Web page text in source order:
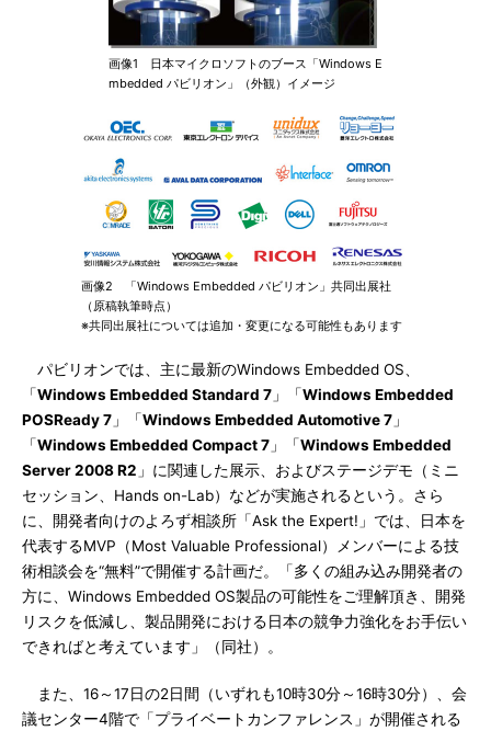
画像1 日本マイクロソフトのブース「Windows E
mbedded パビリオン」（外観）イメージ
画像2 「Windows Embedded パビリオン」共同出展社
（原稿執筆時点）
※共同出展社については追加・変更になる可能性もあります
パビリオンでは、主に最新のWindows Embedded OS、
「Windows Embedded Standard 7 」「Windows Embedded
POSReady 7 」「Windows Embedded Automotive 7 」
「Windows Embedded Compact 7 」「Windows Embedded
Server 2008 R2 」に関連した展示、およびステージデモ（ミニ
セッション、Hands on-Lab）などが実施されるという。さら
に、開発者向けのよろず相談所「Ask the Expert!」では、日本を
代表するMVP（Most Valuable Professional）メンバーによる技
術相談会を“無料”で開催する計画だ。「多くの組み込み開発者の
方に、Windows Embedded OS製品の可能性をご理解頂き、開発
リスクを低減し、製品開発における日本の競争力強化をお手伝い
できればと考えています」（同社）。
また、16～17日の2日間（いずれも10時30分～16時30分）、会
議センター4階で「プライベートカンファレンス」が開催される